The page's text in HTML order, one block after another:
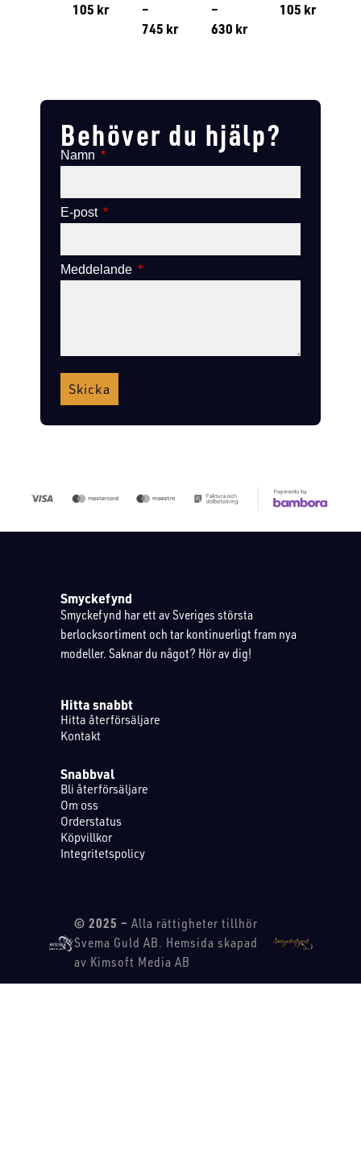
105 kr
–
745 kr
–
630 kr
105 kr
Behöver du hjälp?
Namn
E-post
Meddelande
Skicka
Smyckefynd
Smyckefynd har ett av Sveriges största
berlocksortiment och tar kontinuerligt fram nya
modeller. Saknar du något? Hör av dig!
Hitta snabbt
Hitta återförsäljare
Kontakt
Snabbval
Bli återförsäljare
Om oss
Orderstatus
Köpvillkor
Integritetspolicy
© 2025 – Alla rättigheter tillhör
Svema Guld AB. Hemsida skapad
av Kimsoft Media AB